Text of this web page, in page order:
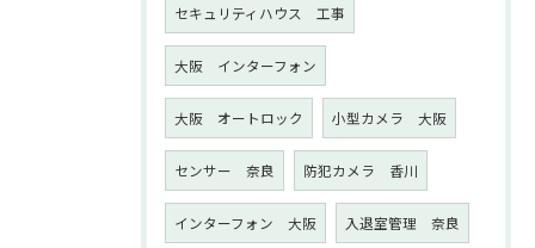
セキュリティハウス 工事
大阪 インターフォン
大阪 オートロック 小型カメラ 大阪
センサー 奈良 防犯カメラ 香川
インターフォン 大阪 入退室管理 奈良